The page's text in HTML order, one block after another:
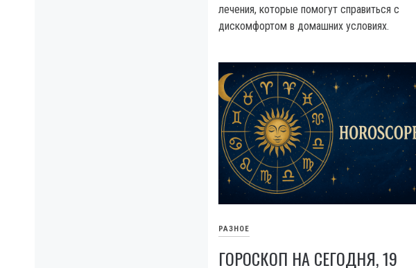
лечения, которые помогут справиться с
дискомфортом в домашних условиях.
РАЗНОЕ
ГОРОСКОП НА СЕГОДНЯ, 19